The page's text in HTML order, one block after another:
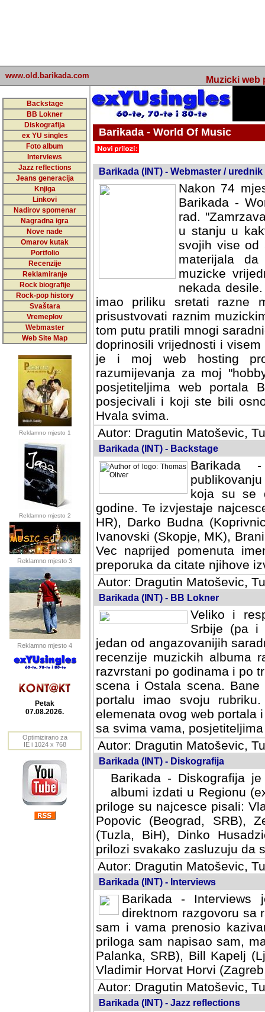
www.old.barikada.com Muzicki web
Backstage
BB Lokner
Diskografija
ex YU singles
Foto album
Interviews
Jazz reflections
Jeans generacija
Knjiga
Linkovi
Nadirov spomenar
Nagradna igra
Nove nade
Omarov kutak
Portfolio
Recenzije
Reklamiranje
Rock biografije
Rock-pop history
Svaštara
Vremeplov
Webmaster
Web Site Map
Reklamno mjesto 1
Reklamno mjesto 2
Reklamno mjesto 3
Reklamno mjesto 4
Petak
07.08.2026.
Optimizirano za
IE i 1024 x 768
Barikada - World Of Music
Barikada (INT) - Webmaster / urednik
Nakon 74
Barikada -
rad.
u stanju u
svojih vise od
materijala
muzicke
nekada
imao priliku sretati razne
prisustvovati raznim
tom putu pratili mnogi
doprinosili vrijednosti i
je i moj web hosting
razumijevanja za moj
posjetiteljima web portala
posjecivali i koji ste bili
Hvala svima.
Autor: Dragutin Matoševic,
Barikada (INT) - Backstage
Barikada
koja su se
godine. Te izvjestaje
HR), Darko Budna
Ivanovski (Skopje, MK),
Vec naprijed pomenuta
preporuka da citate njihove
Autor: Dragutin Matoševic,
Barikada (INT) - BB Lokner
Veliko i
Srbije (pa i
jedan od angazovanijih
recenzije muzickih albuma
razvrstani po godinama i po
scena i Ostala scena.
portalu imao svoju
elemenata ovog web portala
sa svima vama,
Autor: Dragutin Matoševic,
Barikada (INT) - Diskografija
Barikada - Diskografija
albumi izdati u Regionu
priloge su najcesce pisali:
Popovic (Beograd, SRB),
(Tuzla, BiH), Dinko
prilozi svakako zasluzuju da
Autor: Dragutin Matoševic,
Barikada (INT) - Interviews
Barikada -
direktnom razgovoru sa
sam i vama prenosio
priloga sam napisao sam,
Palanka, SRB), Bill Kapelj
Vladimir Horvat Horvi
Autor: Dragutin Matoševic,
Barikada (INT) - Jazz reflections